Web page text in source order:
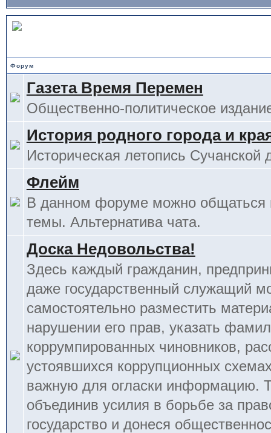
Форум
Газета Время Перемен
Общественно-политическое
История родного города и
Историческая летопись Сучанской
Флейм
В данном форуме можно общаться
темы. Альтернатива чата.
Доска Недовольства!
Здесь каждый гражданин,
даже государственный служащий
самостоятельно разместить
нарушении его прав, указать
коррумпированных чиновников,
устоявшихся коррупционных
важную для огласки информацию.
объединив усилия в борьбе за
государство и донеся